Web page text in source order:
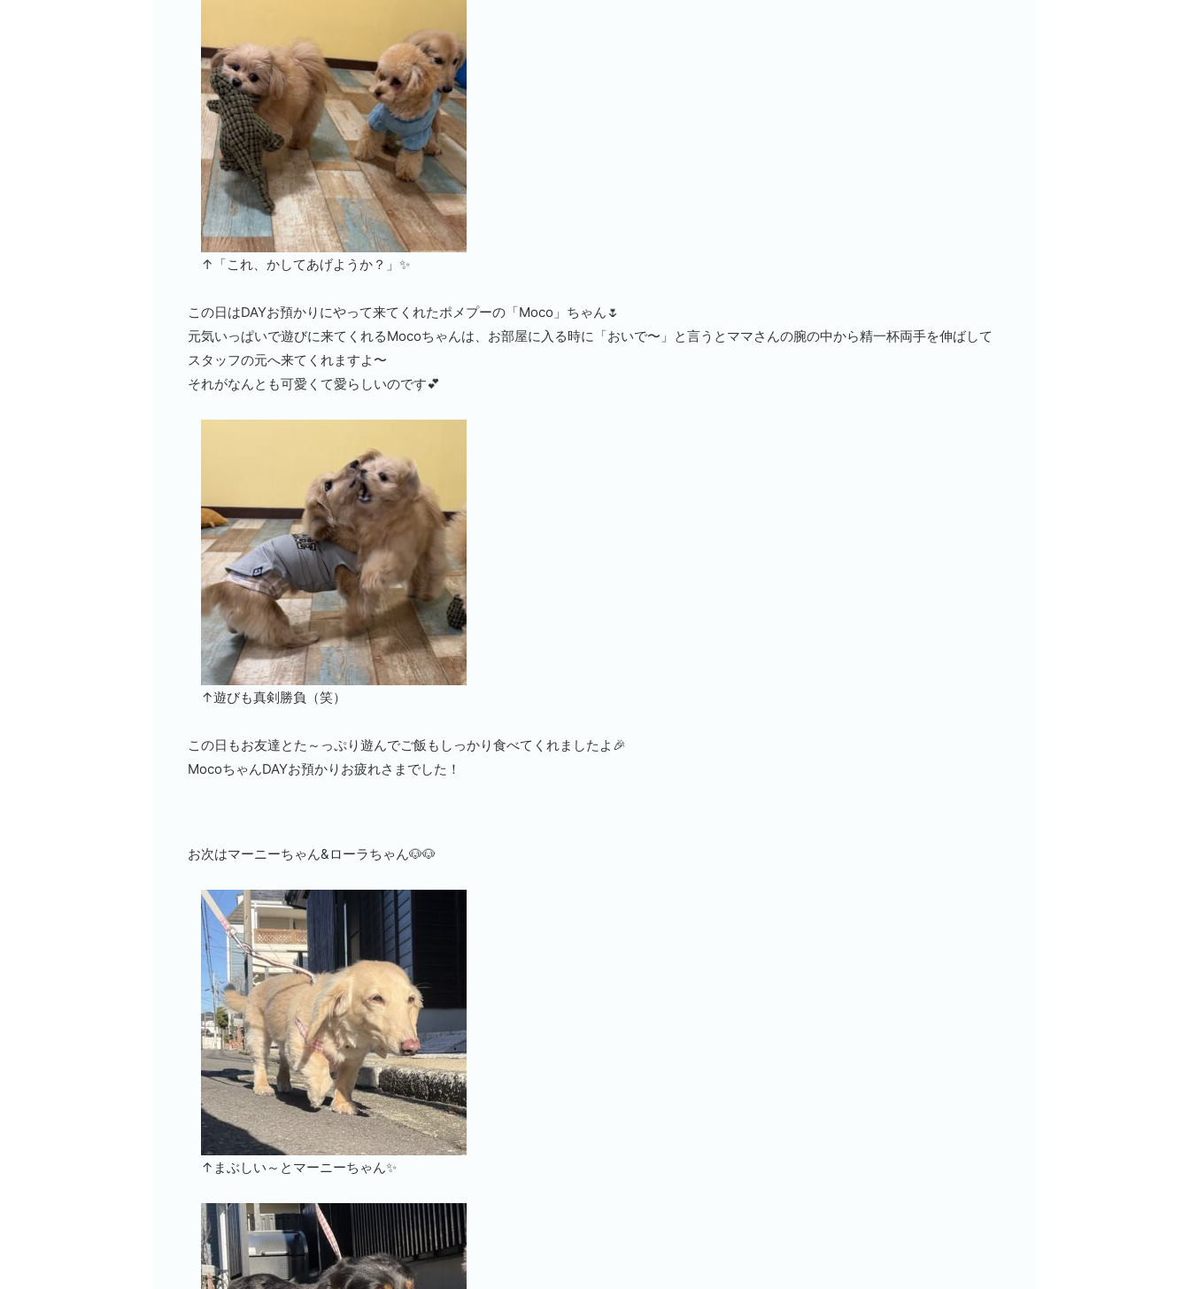
↑「これ、かしてあげようか？」✨
この日はDAYお預かりにやって来てくれたポメプーの「Moco」ちゃん🌷
元気いっぱいで遊びに来てくれるMocoちゃんは、お部屋に入る時に「おいで〜」と言うとママさんの腕の中から精一杯両手を伸ばして
スタッフの元へ来てくれますよ〜
それがなんとも可愛くて愛らしいのです💕
↑遊びも真剣勝負（笑）
この日もお友達とた～っぷり遊んでご飯もしっかり食べてくれましたよ🎉
MocoちゃんDAYお預かりお疲れさまでした！
お次はマーニーちゃん&ローラちゃん🐶🐶
↑まぶしい～とマーニーちゃん✨